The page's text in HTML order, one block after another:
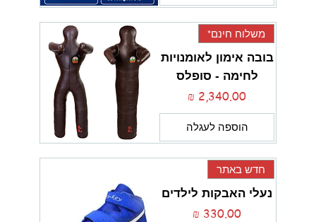
משלוח חינם*
בובה אימון לאומנויות
לחימה - סופלס
מחיר
הוספה לעגלה
חדש באתר
נעלי האבקות לילדים
מחיר